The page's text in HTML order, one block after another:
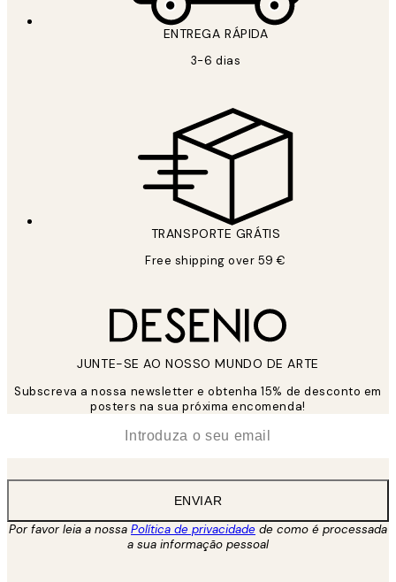
ENTREGA RÁPIDA
3-6 dias
TRANSPORTE GRÁTIS
Free shipping over 59 €
JUNTE-SE AO NOSSO MUNDO DE ARTE
Subscreva a nossa newsletter e obtenha 15% de desconto em
posters na sua próxima encomenda!
ENVIAR
Por favor leia a nossa Política de privacidade de como é processada
a sua informação pessoal